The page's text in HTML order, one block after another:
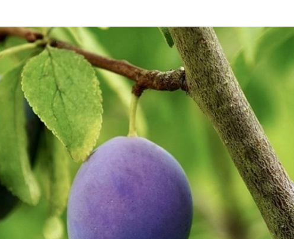
ROŚLINY OGRODOWE PORADY
NATURALNIE URODA NATURALNA
EKO ŻYCIE PRZYRODA ZWIERZĘTA
GRZYBY KRAJOBRAZ RĘKODZIEŁO
SAM PRZEPISY ŚNIADANIA
CIASTA I DESERY DODATKI PRZETWORY